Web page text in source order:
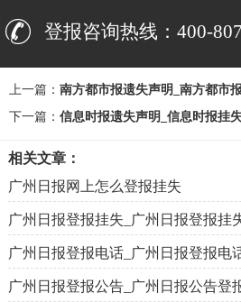
登报咨询热线：400-
上一篇： 南方都市报遗失声明_南方都市
下一篇： 信息时报遗失声明_信息时报挂
相关文章：
广州日报网上怎么登报挂失
广州日报登报挂失_广州日报登报挂
广州日报登报电话_广州日报登报电
广州日报登报公告_广州日报公告登